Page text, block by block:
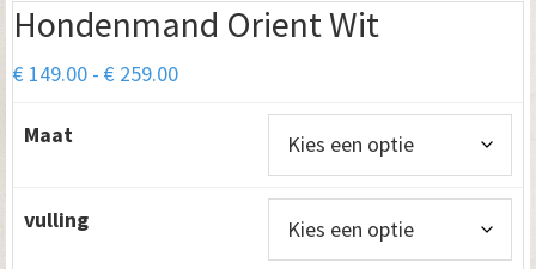
Hondenmand Orient Wit
€ 149.00 - € 259.00Prijsklasse:
Maat
vulling